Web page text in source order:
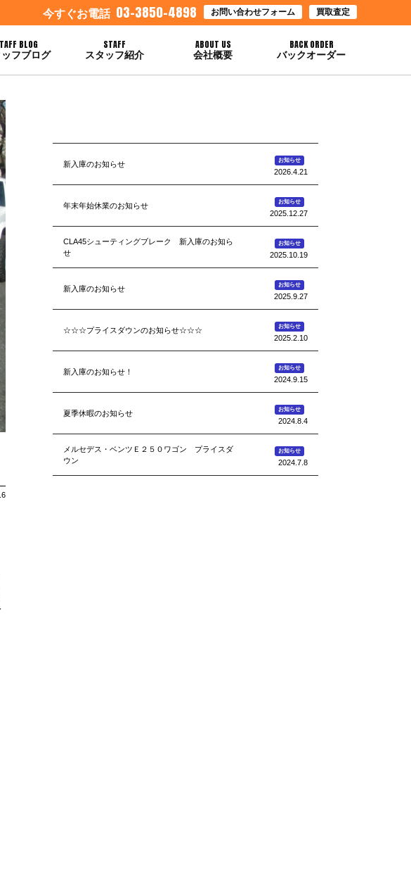
今すぐお電話 03-3850-4898 お問い合わせフォーム 買取査定
BLOG
ッフブログ
STAFF
スタッフ紹介
ABOUT US
会社概要
BACK ORDER
バックオーダー
新入庫のお知らせ お知らせ
2026.4.21
年末年始休業のお知らせ お知らせ
2025.12.27
CLA45シューティングブレーク 新入庫のお知ら
せ
お知らせ
2025.10.19
新入庫のお知らせ お知らせ
2025.9.27
☆☆☆プライスダウンのお知らせ☆☆☆ お知らせ
2025.2.10
新入庫のお知らせ！ お知らせ
2024.9.15
夏季休暇のお知らせ お知らせ
2024.8.4
メルセデス・ベンツＥ２５０ワゴン プライスダ
ウン
お知らせ
2024.7.8